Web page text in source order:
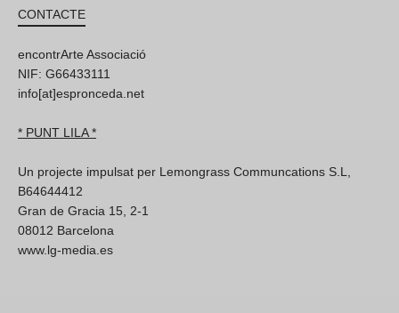
CONTACTE
encontrArte Associació
NIF: G66433111
info[at]espronceda.net
* PUNT LILA *
Un projecte impulsat per Lemongrass Communcations S.L,
B64644412
Gran de Gracia 15, 2-1
08012 Barcelona
www.lg-media.es